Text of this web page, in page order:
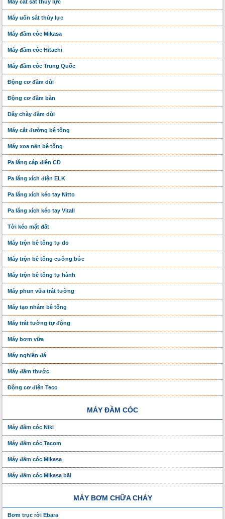
Máy cắt sắt thủy lực
Máy uốn sắt thủy lực
Máy đầm cóc Mikasa
Máy đầm cóc Hitachi
Máy đầm cóc Trung Quốc
Động cơ đầm dùi
Động cơ đầm bàn
Dây chày đầm dùi
Máy cắt đường bê tông
Máy xoa nền bê tông
Pa lăng cáp điện CD
Pa lăng xích điện ELK
Pa lăng xích kéo tay Nitto
Pa lăng xích kéo tay Vitall
Tời kéo mặt đất
Máy trộn bê tông tự do
Máy trộn bê tông cưỡng bức
Máy trộn bê tông tự hành
Máy phun vữa trát tường
Máy tạo nhám bê tông
Máy trát tường tự động
Máy bơm vữa
Máy nghiền đá
Máy đầm thước
Động cơ điện Teco
MÁY ĐẦM CÓC
Máy đầm cóc Niki
Máy đầm cóc Tacom
Máy đầm cóc Mikasa
Máy đầm cóc Mikasa bãi
MÁY BƠM CHỮA CHÁY
Bơm trục rời Ebara